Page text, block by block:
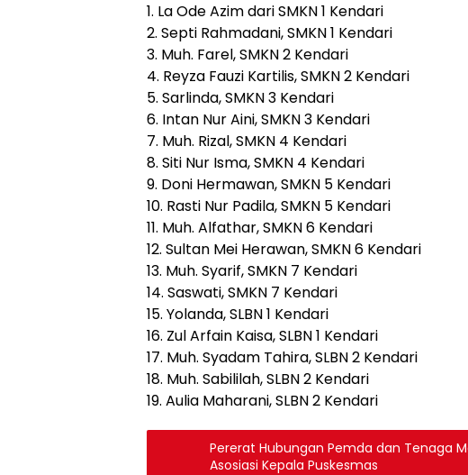
1. La Ode Azim dari SMKN 1 Kendari
2. Septi Rahmadani, SMKN 1 Kendari
3. Muh. Farel, SMKN 2 Kendari
4. Reyza Fauzi Kartilis, SMKN 2 Kendari
5. Sarlinda, SMKN 3 Kendari
6. Intan Nur Aini, SMKN 3 Kendari
7. Muh. Rizal, SMKN 4 Kendari
8. Siti Nur Isma, SMKN 4 Kendari
9. Doni Hermawan, SMKN 5 Kendari
10. Rasti Nur Padila, SMKN 5 Kendari
11. Muh. Alfathar, SMKN 6 Kendari
12. Sultan Mei Herawan, SMKN 6 Kendari
13. Muh. Syarif, SMKN 7 Kendari
14. Saswati, SMKN 7 Kendari
15. Yolanda, SLBN 1 Kendari
16. Zul Arfain Kaisa, SLBN 1 Kendari
17. Muh. Syadam Tahira, SLBN 2 Kendari
18. Muh. Sabililah, SLBN 2 Kendari
19. Aulia Maharani, SLBN 2 Kendari
Pererat Hubungan Pemda dan Tenaga
Asosiasi Kepala Puskesmas